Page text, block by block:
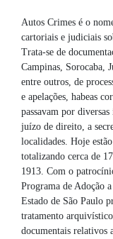
Autos Crimes é o
cartoriais e judiciais
Trata-se de
Campinas, Sorocaba,
entre outros, de
e apelações, habeas
passavam por
juízo de direito, a
localidades. Hoje
totalizando cerca de
1913. Com o
Programa de Adoção
Estado de São Paulo
tratamento
documentais relativos